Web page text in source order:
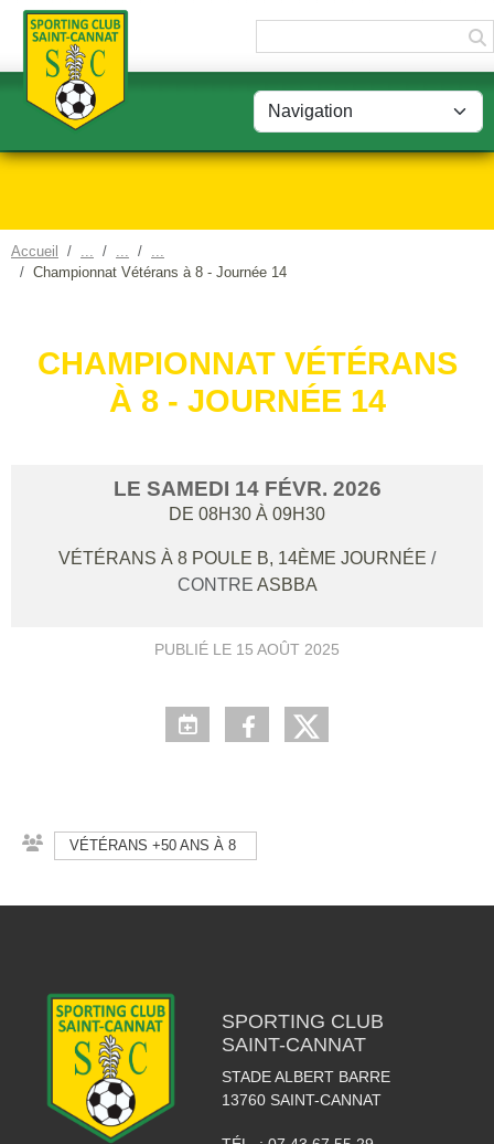
Accueil
Championnat Vétérans à 8 - Journée 14
CHAMPIONNAT VÉTÉRANS
À 8 - JOURNÉE 14
LE SAMEDI 14 FÉVR. 2026
DE 08H30 À 09H30
VÉTÉRANS À 8 POULE B, 14ÈME JOURNÉE /
CONTRE ASBBA
PUBLIÉ LE 15 AOÛT 2025
VÉTÉRANS +50 ANS À 8
SPORTING CLUB
SAINT-CANNAT
STADE ALBERT BARRE
13760 SAINT-CANNAT
Panneau de gestion des cookies